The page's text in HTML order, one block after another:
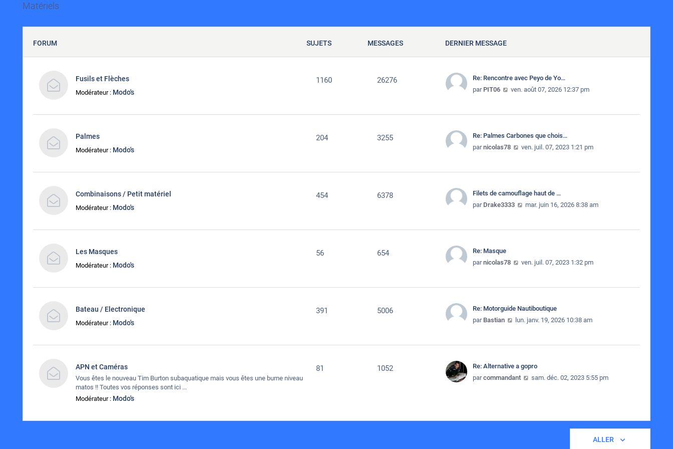
Matériels
FORUM SUJETS MESSAGES DERNIER MESSAGE
Fusils et Flèches
Modérateur : Modo's
1160 26276
Re: Rencontre avec Peyo de Yo…
par PIT06 Consulter le dernier message
ven. août 07, 2026 12:37 pm
Palmes
Modérateur : Modo's
204 3255
Re: Palmes Carbones que chois…
parnicolas78 Consulter le dernier message
ven. juil. 07, 2023 1:21 pm
Combinaisons / Petit matériel
Modérateur : Modo's
454 6378
Filets de camouflage haut de …
par Drake3333 Consulter le dernier message
mar. juin 16, 2026 8:38 am
Les Masques
Modérateur : Modo's
56 654
Re: Masque
parnicolas78 Consulter le dernier message
ven. juil. 07, 2023 1:32 pm
Bateau / Electronique
Modérateur : Modo's
391 5006
Re: Motorguide Nautiboutique
par Bastian Consulter le dernier message
lun. janv. 19, 2026 10:38 am
APN et Caméras
Vous êtes le nouveau Tim Burton subaquatique mais vous êtes une burne niveau
matos !! Toutes vos réponses sont ici ...
Modérateur : Modo's
81 1052
Re: Alternative a gopro
parcommandant Consulter le dernier message
sam. déc. 02, 2023 5:55 pm
ALLER